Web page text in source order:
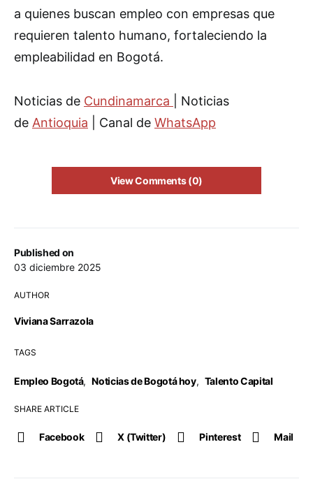
Published on
03 diciembre 2025
AUTHOR
Viviana Sarrazola
TAGS
Empleo Bogotá, Noticias de Bogotá hoy, Talento Capital
SHARE ARTICLE
Facebook X (Twitter) Pinterest Mail
a quienes buscan empleo con empresas que
requieren talento humano, fortaleciendo la
empleabilidad en Bogotá.
Noticias de Cundinamarca
| Noticias
de Antioquia | Canal de WhatsApp
View Comments (0)